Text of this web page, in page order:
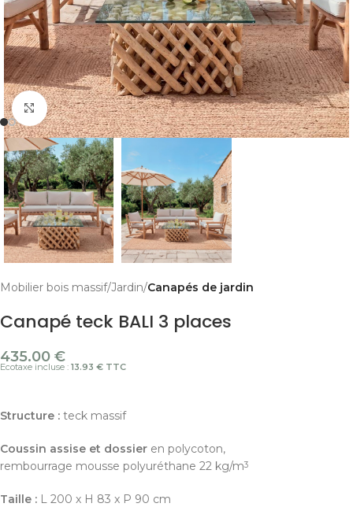
Cliquer pour agrandir
Mobilier bois massif Jardin Canapés de jardin
Canapé teck BALI 3 places
435.00 €
Ecotaxe incluse : 13.93 € TTC
Structure : teck massif
Coussin assise et dossier en polycoton,
rembourrage mousse polyuréthane 22 kg/m3
Taille : L 200 x H 83 x P 90 cm